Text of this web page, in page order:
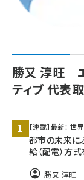
新井宏
大串
aitras
勝又 淳旺
ティブ 代表
【連載】最新！
都市の未来に
給（配電）方式
勝又 淳旺